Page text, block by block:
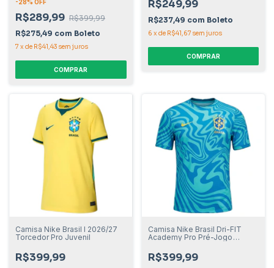
-28% OFF
R$289,99 R$399,99
R$275,49 com Boleto
7 x de R$41,43 sem juros
COMPRAR
R$249,99
R$237,49 com Boleto
6 x de R$41,67 sem juros
COMPRAR
Camisa Nike Brasil I 2026/27
Torcedor Pro Juvenil
R$399,99
Camisa Nike Brasil Dri-FIT
Academy Pro Pré-Jogo
R$399,99